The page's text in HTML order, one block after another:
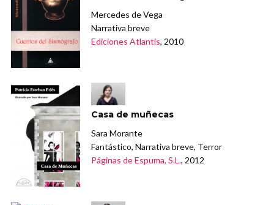
Mercedes de Vega
Narrativa breve
Ediciones Atlantis, 2010
Casa de muñecas
Sara Morante
Fantástico, Narrativa breve, Terror
Páginas de Espuma, S.L., 2012